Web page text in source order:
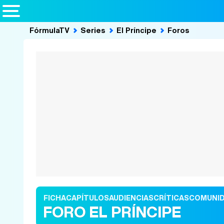
FórmulaTV Series El Príncipe Foros
FICHACAPÍTULOSAUDIENCIASCRÍTICAS
FORO EL PRÍNCIPE